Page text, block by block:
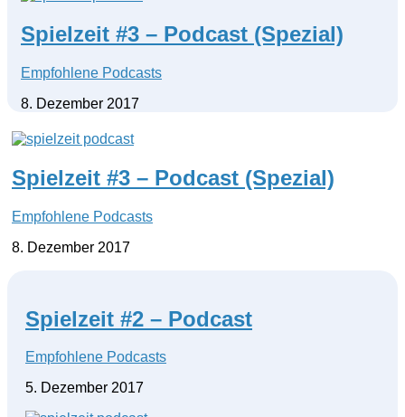
Spielzeit #3 – Podcast (Spezial)
Empfohlene Podcasts
8. Dezember 2017
Spielzeit #3 – Podcast (Spezial)
Empfohlene Podcasts
8. Dezember 2017
Spielzeit #2 – Podcast
Empfohlene Podcasts
5. Dezember 2017